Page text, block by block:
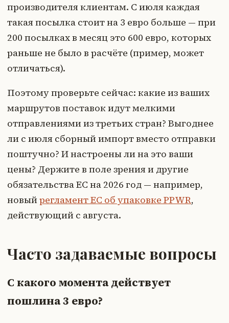
производителя клиентам. С июля каждая
такая посылка стоит на 3 евро больше — при
200 посылках в месяц это 600 евро, которых
раньше не было в расчёте (пример, может
отличаться).
Поэтому проверьте сейчас: какие из ваших
маршрутов поставок идут мелкими
отправлениями из третьих стран? Выгоднее
ли с июля сборный импорт вместо отправки
поштучно? И настроены ли на это ваши
цены? Держите в поле зрения и другие
обязательства ЕС на 2026 год — например,
новыйрегламент ЕС об упаковке PPWR,
действующий с августа.
Часто задаваемые вопросы
С какого момента действует
пошлина 3 евро?